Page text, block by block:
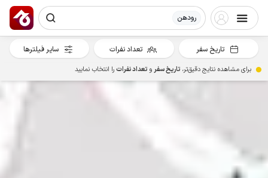
رودهن
تاریخ سفر تعداد نفرات سایر فیلترها
برای مشاهده نتایج دقیق‌تر، تاریخ سفرو تعداد نفراترا انتخاب نمایید